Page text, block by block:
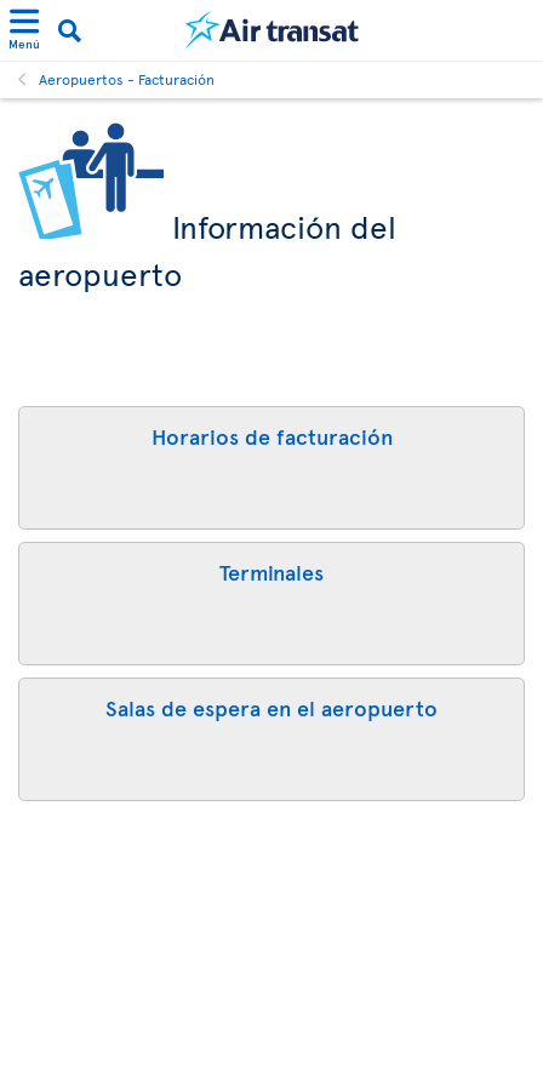
Menú
Aeropuertos - Facturación
Información del
aeropuerto
Horarios de facturación
Terminales
Salas de espera en el aeropuerto